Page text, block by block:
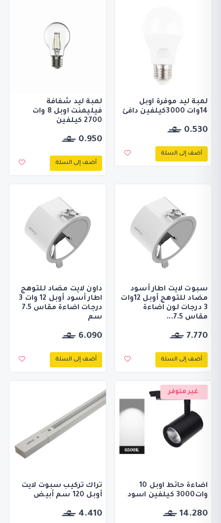
لمبة ليد موفرة اوبل
14وات 3000كيلفين دافئ
0.530
أضف إلى السلة
لمبة ليد شفافة
فيليمنت اوبل 8 وات
2700 كيلفين
0.950
أضف إلى السلة
سبوت لايت اطار أسود
مضاد للتوهج أوبل 12وات
3 درجات لون اضاءة
مقاس 7.5...
7.770
أضف إلى السلة
داون لايت مضاد للتوهج
اطار أسود أوبل 12 وات 3
درجات اضاءة مقاس 7.5
سم
6.090
أضف إلى السلة
غير متوفر
اضاءة حائط اوبل 10
وات3000 كيلفين اسود
14.280
تراك تركيب سبوت لايت
أوبل 120 سم أبيض
4.410